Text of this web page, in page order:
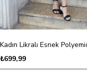
₺699,99